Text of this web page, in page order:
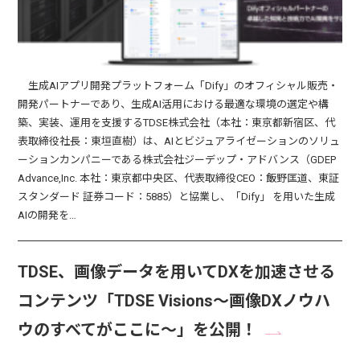
生成AIアプリ開発プラットフォーム「Dify」のオフィシャル販売・
開発パートナーであり、生成AI活用における最適な環境の選定や構
築、実装、運用を支援するTDSE株式会社（本社：東京都新宿区、代
表取締役社長：東垣直樹）は、AIとビジュアライゼーションのソリュ
ーションカンパニーである株式会社ジーデップ・アドバンス（GDEP
Advance,Inc. 本社：東京都中央区、代表取締役CEO：飯野匡道、東証
スタンダード 証券コード：5885）と協業し、「Dify」 を用いた生成
AIの開発を…
TDSE、画像データを用いてDXを加速させる
コンテンツ「TDSE Visions～画像DXノウハ
ウのすべてがここに～」を公開！